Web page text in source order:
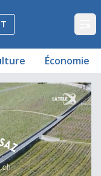
Fribourg
Économie
le temps